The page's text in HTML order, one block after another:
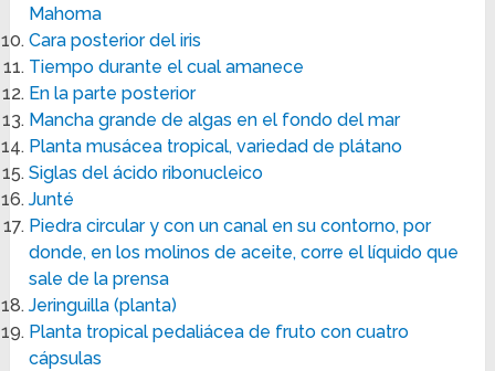
Mahoma
Cara posterior del iris
Tiempo durante el cual amanece
En la parte posterior
Mancha grande de algas en el fondo del mar
Planta musácea tropical, variedad de plátano
Siglas del ácido ribonucleico
Junté
Piedra circular y con un canal en su contorno, por
donde, en los molinos de aceite, corre el líquido que
sale de la prensa
Jeringuilla (planta)
Planta tropical pedaliácea de fruto con cuatro
cápsulas